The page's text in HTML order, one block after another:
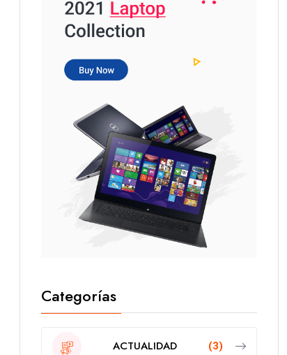
Categorías
ACTUALIDAD (3)